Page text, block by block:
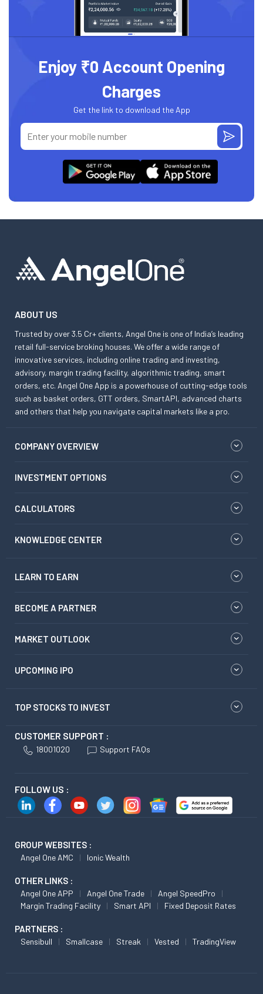
Enjoy ₹0 Account Opening
Charges
Get the link to download the App
ABOUT US
Trusted by over 3.5 Cr+ clients, Angel One is one of India’s leading
retail full-service broking houses. We offer a wide range of
innovative services, including online trading and investing,
advisory, margin trading facility, algorithmic trading, smart
orders, etc. Angel One App is a powerhouse of cutting-edge tools
such as basket orders, GTT orders, SmartAPI, advanced charts
and others that help you navigate capital markets like a pro.
COMPANY OVERVIEW
INVESTMENT OPTIONS
CALCULATORS
KNOWLEDGE CENTER
LEARN TO EARN
BECOME A PARTNER
MARKET OUTLOOK
UPCOMING IPO
TOP STOCKS TO INVEST
CUSTOMER SUPPORT :
18001020 Support FAQs
FOLLOW US :
GROUP WEBSITES :
Angel One AMC Ionic Wealth
OTHER LINKS :
Angel One APP Angel One Trade
Angel SpeedPro
Margin Trading Facility
Smart API Fixed Deposit Rates
PARTNERS :
Sensibull Smallcase Streak Vested TradingView